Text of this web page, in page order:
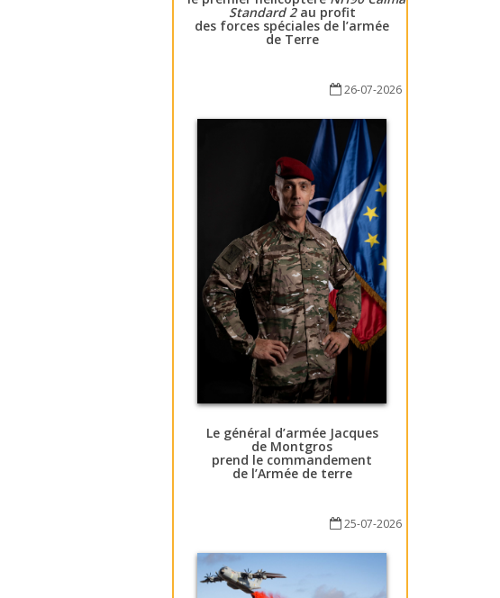
Standard 2au profit
des forces spéciales de l’armée
de Terre
26-07-2026
Le général d’armée Jacques
de Montgros
prend le commandement
de l’Armée de terre
25-07-2026